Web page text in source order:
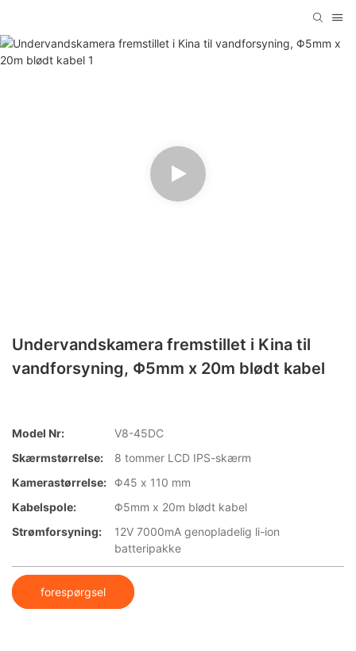
Undervandskamera fremstillet i Kina til
vandforsyning, Φ5mm x 20m blødt kabel
Model Nr:
V8-45DC
Skærmstørrelse:
8 tommer LCD IPS-skærm
Kamerastørrelse: Φ45 x 110 mm
Kabelspole:
Φ5mm x 20m blødt kabel
Strømforsyning:
12V 7000mA genopladelig li-ion
batteripakke
forespørgsel